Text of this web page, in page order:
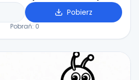
Pobierz
Pobrań: 0